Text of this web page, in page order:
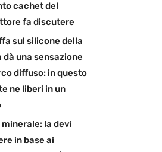
cachet del
fa discutere
sul silicone della
dà una sensazione
diffuso: in questo
ne liberi in un
la devi
in base ai